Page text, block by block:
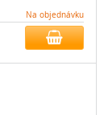
Na objednávku